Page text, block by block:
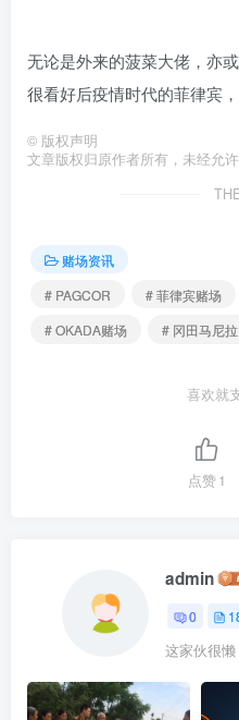
无论是外来的菠菜大佬，亦
很看好后疫情时代的菲律宾
© 版权声明
文章版权归原作者所有，未经允许
赌场资讯
# PAGCOR
# 菲律宾赌场
# OKADA赌场
# 冈田马尼拉
喜欢就
点赞1
admin
0
这家伙很